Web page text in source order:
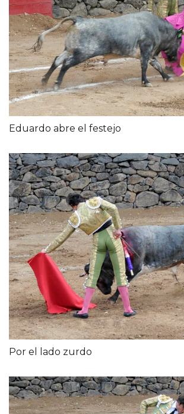
Eduardo abre el festejo
Por el lado zurdo